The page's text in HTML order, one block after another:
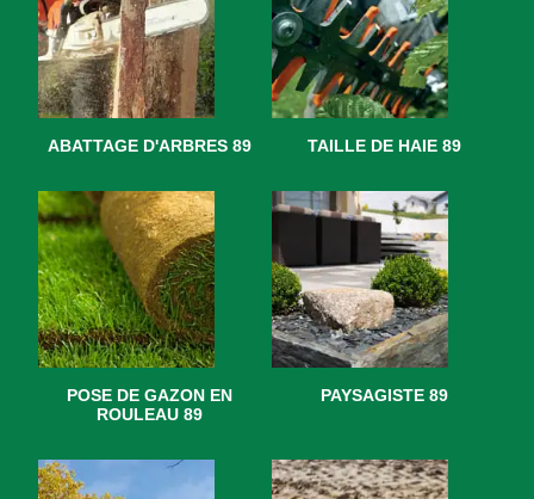
ABATTAGE D'ARBRES 89 TAILLE DE HAIE 89
POSE DE GAZON EN
ROULEAU 89
PAYSAGISTE 89